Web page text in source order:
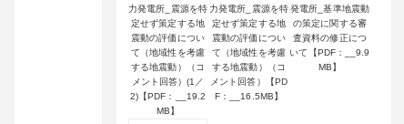
力発電所_震源を特
定せず策定する地
震動の評価につい
て（地域性を考慮
する地震動）（コ
メント回答）(1／
2)【PDF：__19.2
MB】
力発電所_震源を特
定せず策定する地
震動の評価につい
て（地域性を考慮
する地震動）（コ
メント回答）【PD
F：__16.5MB】
発電所_基準地震動
の策定に関する審
査資料の修正につ
いて【PDF：__9.9
MB】